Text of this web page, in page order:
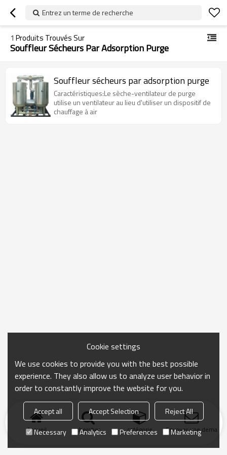
Entrez un terme de recherche
1 Produits Trouvés Sur
Souffleur Sécheurs Par Adsorption Purge
Souffleur sécheurs par adsorption purge
Caractéristiques:Le sèche-ventilateur de purge
utilise un ventilateur au lieu d'utiliser un dispositif de
chauffage à air
Accueil chercher catégorie Envoyer une
Cookie settings
We use cookies to provide you with the best possible
experience. They also allow us to analyze user behavior in
order to constantly improve the website for you.
Accept all Accept Selection
Reject All
Necessary
Analytics Preferences Marketing